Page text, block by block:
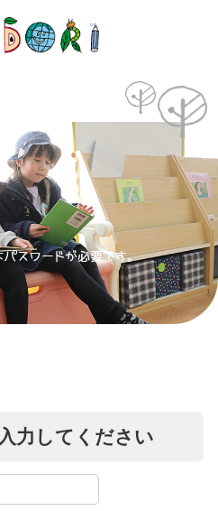
スワードが必要です。
力してください